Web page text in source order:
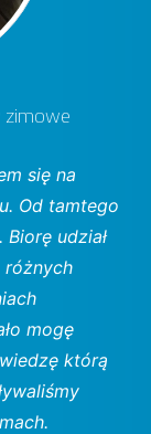
zimowe
się na
Od tamtego
udział
różnych
mogę
którą